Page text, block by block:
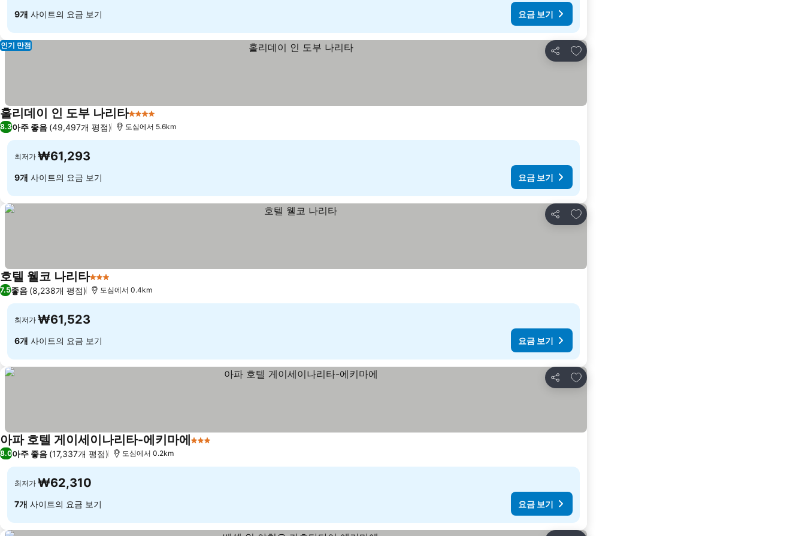
9개 사이트의 요금 보기 요금 보기
공유
즐겨찾기에 추가
인기 만점
홀리데이 인 도부 나리타4 성급
8.3아주 좋음 (49,497개 평점) 도심에서 5.6km
최저가 ₩61,293
9개 사이트의 요금 보기 요금 보기
공유
즐겨찾기에 추가
호텔 웰코 나리타3 성급
7.5좋음 (8,238개 평점) 도심에서 0.4km
최저가 ₩61,523
6개 사이트의 요금 보기 요금 보기
공유
즐겨찾기에 추가
아파 호텔 게이세이나리타-에키마에3 성급
8.0아주 좋음 (17,337개 평점) 도심에서 0.2km
최저가 ₩62,310
7개 사이트의 요금 보기 요금 보기